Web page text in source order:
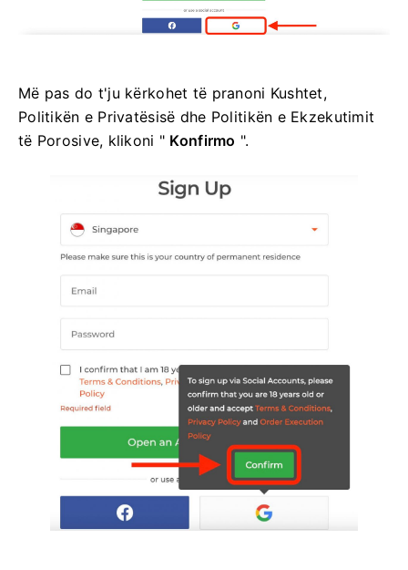
Më pas do t'ju kërkohet të pranoni Kushtet,
Politikën e Privatësisë dhe Politikën e Ekzekutimit
të Porosive, klikoni " Konfirmo ".